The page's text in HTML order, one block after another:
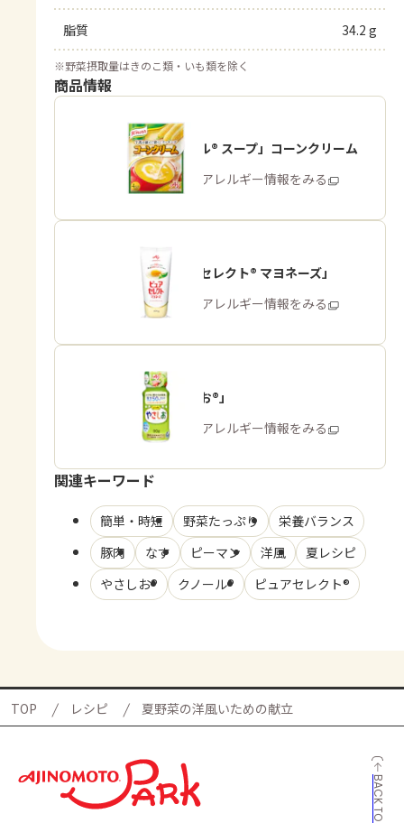
脂質 34.2 g
※野菜摂取量はきのこ類・いも類を除く
商品情報
「クノール® スープ」コーンクリーム
商品・アレルギー情報をみる
「ピュアセレクト® マヨネーズ」
商品・アレルギー情報をみる
「やさしお®」
商品・アレルギー情報をみる
関連キーワード
簡単・時短 野菜たっぷり
栄養バランス
豚肉
なす ピーマン 洋風
夏レシピ
やさしお®
クノール® ピュアセレクト®
TOP レシピ 夏野菜の洋風いための献立